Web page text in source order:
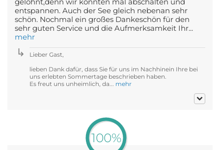
gelohnt,denn wir konnten mal abschalten und
entspannen. Auch der See gleich nebenan sehr
schön. Nochmal ein großes Dankeschön für den
sehr guten Service und die Aufmerksamkeit Ihr...
mehr
Lieber Gast,
lieben Dank dafür, dass Sie für uns im Nachhinein Ihre bei
uns erlebten Sommertage beschrieben haben.
Es freut uns unheimlich, da... mehr
100%